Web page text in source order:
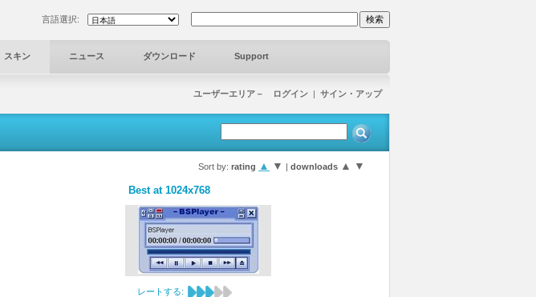
言語選択:
スキン ニュース ダウンロード Support
ユーザーエリア－ ログイン | サイン・アップ
Sort by: rating ▲ ▼ | downloads ▲ ▼
Best at 1024x768
レートする: